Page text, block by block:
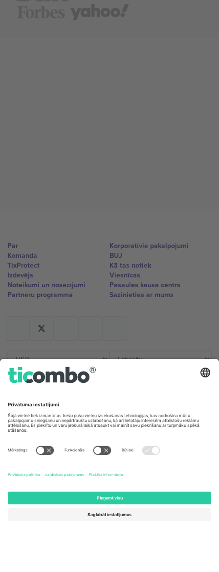
Par
Komanda
TixProtect
Izdevējs
Noteikumi un nosacījumi
Partneru programma
Korporatīvie pakalpojumi
BUJ
Kā tas notiek
Viesnīcas
Pasaules kausa centrs
Sazinieties ar mums
Germany
Unter den Linden 24, 10117
United Kingdom
167 City Road, London, Greater
Kingdom
United States
Newark, Delaware 19713, United
States
Switzerland
Engelberg, Switzerland